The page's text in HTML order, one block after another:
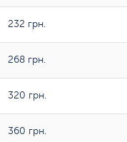
232 грн.
268 грн.
320 грн.
360 грн.